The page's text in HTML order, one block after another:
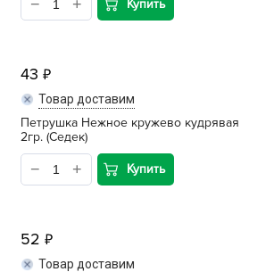
Купить
43
Товар доставим
Петрушка Нежное кружево кудрявая
2гр. (Седек)
Купить
52
Товар доставим